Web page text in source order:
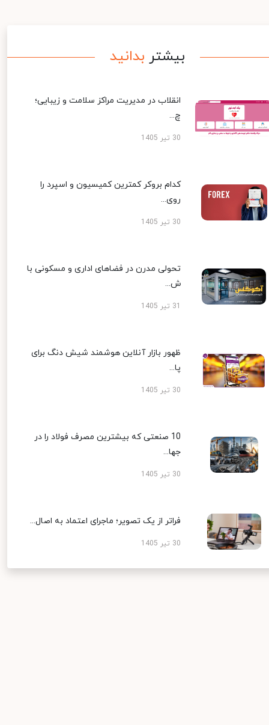
بیشتر بدانید
انقلاب در مدیریت مراکز سلامت و زیبایی؛
چ...
30 تیر 1405
کدام بروکر کمترین کمیسیون و اسپرد را
روی...
30 تیر 1405
تحولی مدرن در فضاهای اداری و مسکونی با
ش...
ظهور بازار آنلاین هوشمند شیش دنگ برای
پا...
30 تیر 1405
10 صنعتی که بیشترین مصرف فولاد را در
جها...
30 تیر 1405
فراتر از یک تصویر؛ ماجرای اعتماد به اصال...
30 تیر 1405